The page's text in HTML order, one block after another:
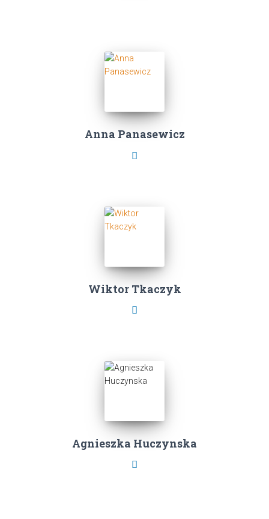
Anna Panasewicz
Wiktor Tkaczyk
Agnieszka Huczynska